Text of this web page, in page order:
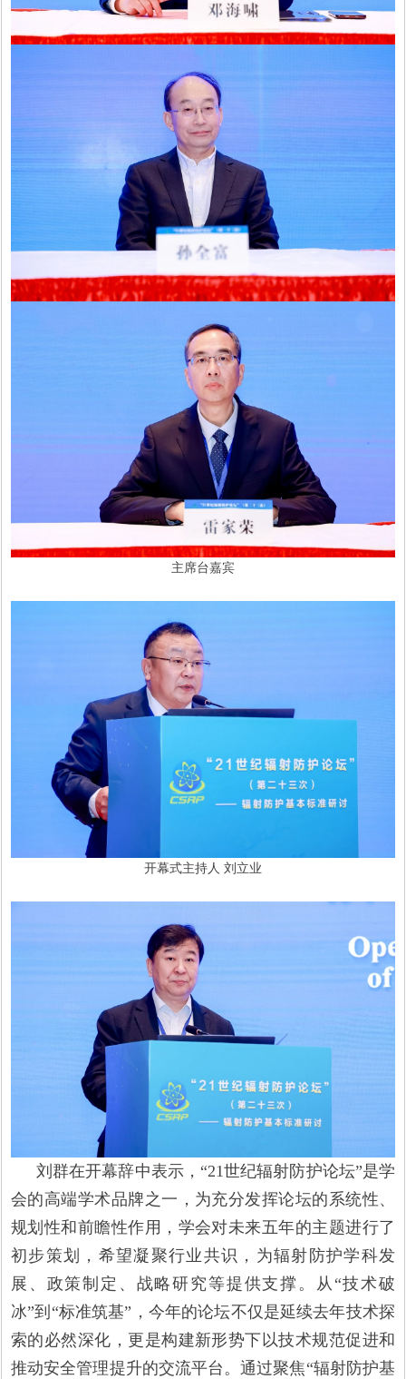
主席台嘉宾
开幕式主持人 刘立业
刘群在开幕辞中表示，“21世纪辐射防护论坛”是学
会的高端学术品牌之一，为充分发挥论坛的系统性、
规划性和前瞻性作用，学会对未来五年的主题进行了
初步策划，希望凝聚行业共识，为辐射防护学科发
展、政策制定、战略研究等提供支撑。从“技术破
冰”到“标准筑基”，今年的论坛不仅是延续去年技术探
索的必然深化，更是构建新形势下以技术规范促进和
推动安全管理提升的交流平台。通过聚焦“辐射防护基